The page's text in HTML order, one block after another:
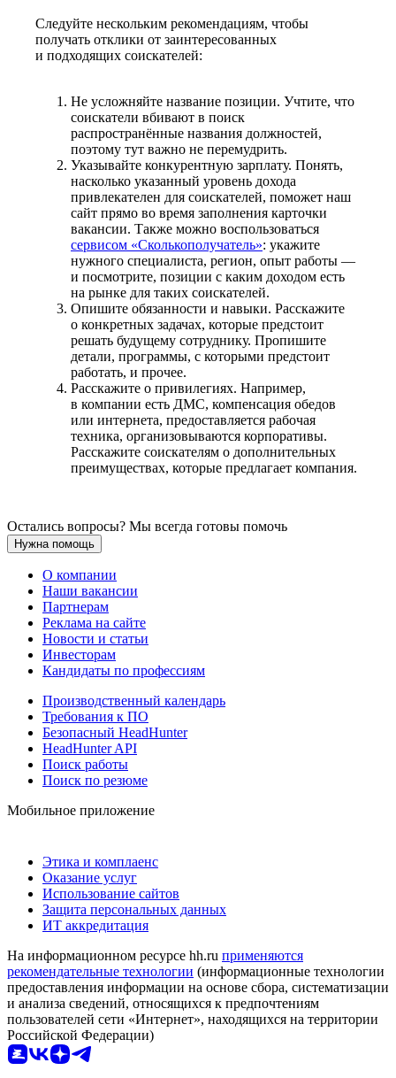
Следуйте нескольким рекомендациям, чтобы
получать отклики от заинтересованных
и подходящих соискателей:
Не усложняйте название позиции. Учтите, что
соискатели вбивают в поиск
распространённые названия должностей,
поэтому тут важно не перемудрить.
Указывайте конкурентную зарплату. Понять,
насколько указанный уровень дохода
привлекателен для соискателей, поможет наш
сайт прямо во время заполнения карточки
вакансии. Также можно воспользоваться
сервисом «Сколькополучатель»: укажите
нужного специалиста, регион, опыт работы —
и посмотрите, позиции с каким доходом есть
на рынке для таких соискателей.
Опишите обязанности и навыки. Расскажите
о конкретных задачах, которые предстоит
решать будущему сотруднику. Пропишите
детали, программы, с которыми предстоит
работать, и прочее.
Расскажите о привилегиях. Например,
в компании есть ДМС, компенсация обедов
или интернета, предоставляется рабочая
техника, организовываются корпоративы.
Расскажите соискателям о дополнительных
преимуществах, которые предлагает компания.
Остались вопросы? Мы всегда готовы помочь
Нужна помощь
О компании
Наши вакансии
Партнерам
Реклама на сайте
Новости и статьи
Инвесторам
Кандидаты по профессиям
Производственный календарь
Требования к ПО
Безопасный HeadHunter
HeadHunter API
Поиск работы
Поиск по резюме
Мобильное приложение
Этика и комплаенс
Оказание услуг
Использование сайтов
Защита персональных данных
ИТ аккредитация
На информационном ресурсе hh.ru применяются
рекомендательные технологии (информационные технологии
предоставления информации на основе сбора, систематизации
и анализа сведений, относящихся к предпочтениям
пользователей сети «Интернет», находящихся на территории
Российской Федерации)